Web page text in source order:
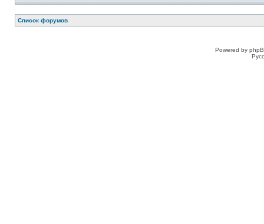
Список форумов
Powered by